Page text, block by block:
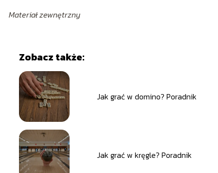
Materiał zewnętrzny
Zobacz także:
Jak grać w domino? Poradnik
Jak grać w kręgle? Poradnik